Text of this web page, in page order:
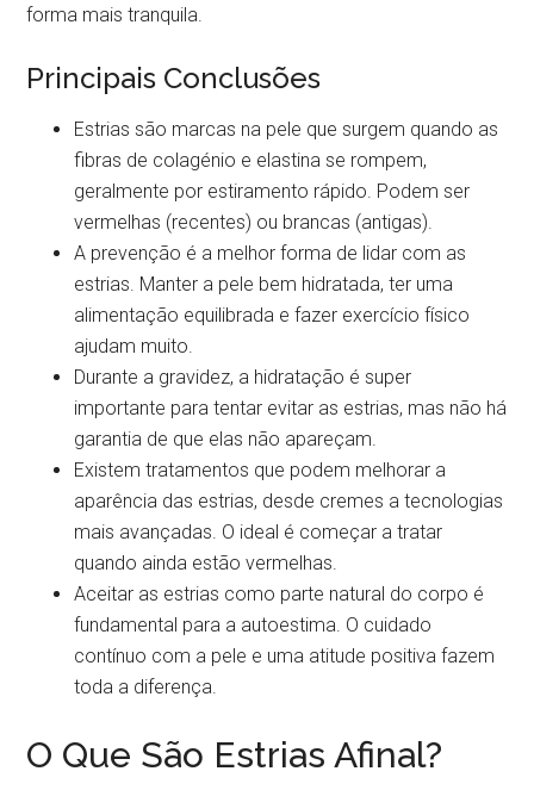
forma mais tranquila.
Principais Conclusões
Estrias são marcas na pele que surgem quando as
fibras de colagénio e elastina se rompem,
geralmente por estiramento rápido. Podem ser
vermelhas (recentes) ou brancas (antigas).
A prevenção é a melhor forma de lidar com as
estrias. Manter a pele bem hidratada, ter uma
alimentação equilibrada e fazer exercício físico
ajudam muito.
Durante a gravidez, a hidratação é super
importante para tentar evitar as estrias, mas não há
garantia de que elas não apareçam.
Existem tratamentos que podem melhorar a
aparência das estrias, desde cremes a tecnologias
mais avançadas. O ideal é começar a tratar
quando ainda estão vermelhas.
Aceitar as estrias como parte natural do corpo é
fundamental para a autoestima. O cuidado
contínuo com a pele e uma atitude positiva fazem
toda a diferença.
O Que São Estrias Afinal?